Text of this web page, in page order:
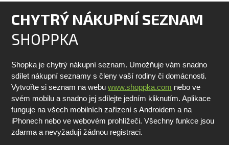
CHYTRÝ NÁKUPNÍ SEZNAM
SHOPPKA
Shopka je chytrý nákupní seznam. Umožňuje vám snadno
sdílet nákupní seznamy s členy vaší rodiny či domácnosti.
Vytvořte si seznam na webuwww.shoppka.com nebo ve
svém mobilu a snadno jej sdílejte jedním kliknutím. Aplikace
funguje na všech mobilních zařízení s Androidem a na
iPhonech nebo ve webovém prohlížeči. Všechny funkce jsou
zdarma a nevyžadují žádnou registraci.